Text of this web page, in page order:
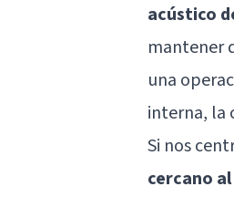
acústico
mantener
una
interna, la
Si nos
cercano